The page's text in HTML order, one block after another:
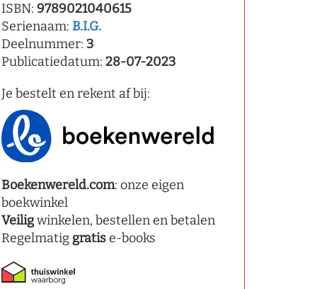
ISBN: 9789021040615
Serienaam: B.I.G.
Deelnummer: 3
Publicatiedatum: 28-07-2023
Je bestelt en rekent af bij:
Boekenwereld.com: onze eigen
boekwinkel
Veiligwinkelen, bestellen en betalen
Regelmatig gratise-books